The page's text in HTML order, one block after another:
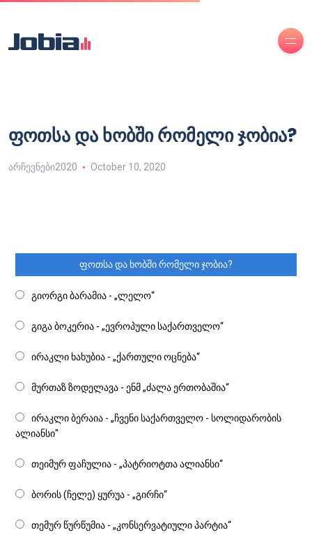
ფოთსა და ხობში რომელი ჯობია?
არჩევნები2020 October 10, 2020
ფოთსა და ხობში რომელი ჯობია?
გიორგი ბარამია - „ლელო“
გიგა ბოკერია - „ევროპული საქართველო“
ირაკლი ხახუბია - „ქართული ოცნება“
მურთაზ ზოდელავა - ენმ „ძალა ერთობაშია“
ირაკლი ბერაია - „ჩვენი საქართველო - სოლიდარობის
ალიანსი"
თეიმურ ფაჩულია - „პატრიოტთა ალიანსი“
ბორის (ჩელე) ყურუა - „გირჩი“
თემურ წურწუმია - „კონსერვატიული პარტია“